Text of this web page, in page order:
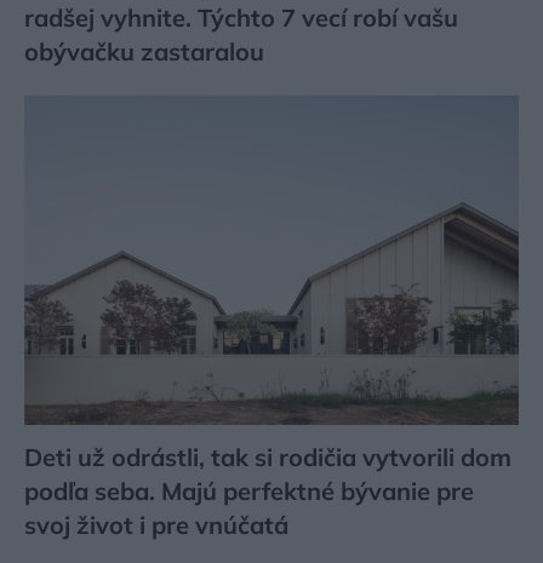
radšej vyhnite. Týchto 7 vecí robí vašu
obývačku zastaralou
Deti už odrástli, tak si rodičia vytvorili dom
podľa seba. Majú perfektné bývanie pre
svoj život i pre vnúčatá